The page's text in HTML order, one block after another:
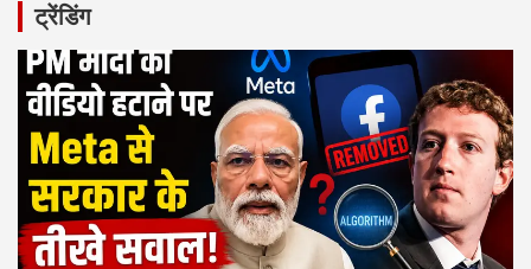
ट्रेंडिंग